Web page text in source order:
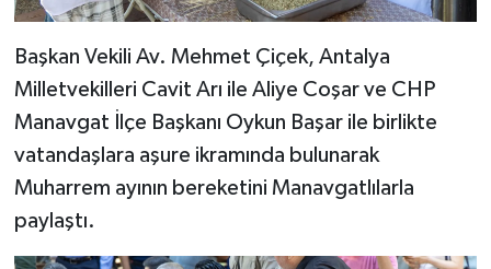
Başkan Vekili Av. Mehmet Çiçek, Antalya
Milletvekilleri Cavit Arı ile Aliye Coşar ve CHP
Manavgat İlçe Başkanı Oykun Başar ile birlikte
vatandaşlara aşure ikramında bulunarak
Muharrem ayının bereketini Manavgatlılarla
paylaştı.